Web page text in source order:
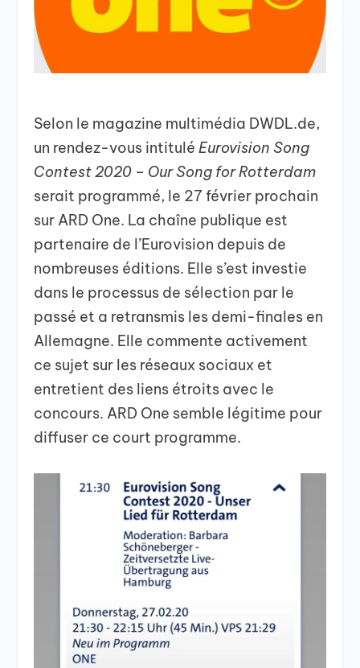
Selon le magazine multimédia DWDL.de,
un rendez-vous intituléEurovision Song
Contest 2020 – Our Song for Rotterdam
serait programmé, le 27 février prochain
sur ARD One. La chaîne publique est
partenaire de l’Eurovision depuis de
nombreuses éditions. Elle s’est investie
dans le processus de sélection par le
passé et a retransmis les demi-finales en
Allemagne. Elle commente activement
ce sujet sur les réseaux sociaux et
entretient des liens étroits avec le
concours. ARD One semble légitime pour
diffuser ce court programme.